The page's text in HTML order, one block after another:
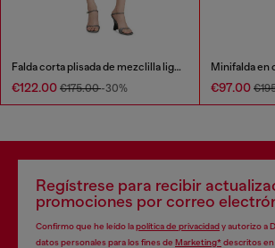
Falda corta plisada de mezclilla ligera con lavado oscuro.
€122.00 €175.00-30% €97.00
Regístrese para recibir
promociones por correo
Confirmo que he leído lapolítica de privacidady autorizo a
datos personales para los fines de Marketing*descritos en